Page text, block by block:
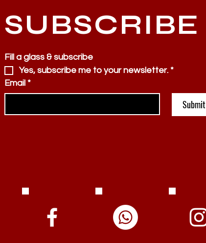
SUBSCRIBE
Fill a glass & subscribe
Yes, subscribe me to your newsletter. *
Email *
Submit